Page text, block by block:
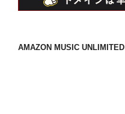
AMAZON MUSIC UNLIMITED